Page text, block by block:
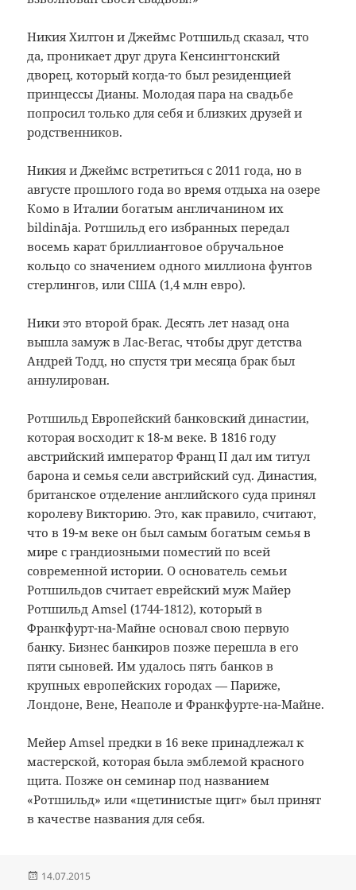
Никия Хилтон и Джеймс Ротшильд сказал, что
да, проникает друг друга Кенсингтонский
дворец, который когда-то был резиденцией
принцессы Дианы.Молодая пара на свадьбе
попросил только для себя и близких друзей и
родственников.
Никия и Джеймс встретиться с 2011 года, но в
августе прошлого года во время отдыха на озере
Комо в Италии богатым англичанином их
bildināja.Ротшильд его избранных передал
восемь карат бриллиантовое обручальное
кольцо со значением одного миллиона фунтов
стерлингов, или США (1,4 млн евро).
Ники это второй брак. Десять лет назад она
вышла замуж в Лас-Вегас, чтобы друг детства
Андрей Тодд, но спустя три месяца брак был
аннулирован.
Ротшильд Европейский банковский династии,
которая восходит к 18-м веке.В 1816 году
австрийский император Франц II дал им титул
барона и семья сели австрийский суд. Династия,
британское отделение английского суда принял
королеву Викторию.Это, как правило, считают,
что в 19-м веке он был самым богатым семья в
мире с грандиозными поместий по всей
современной истории.О основатель семьи
Ротшильдов считает еврейский муж Майер
Ротшильд Amsel (1744-1812), который в
Франкфурт-на-Майне основал свою первую
банку.Бизнес банкиров позже перешла в его
пяти сыновей.Им удалось пять банков в
крупных европейских городах — Париже,
Лондоне, Вене, Неаполе и Франкфурте-на-Майне.
Мейер Amsel предки в 16 веке принадлежал к
мастерской, которая была эмблемой красного
щита.Позже он семинар под названием
«Ротшильд» или «щетинистые щит» был принят
в качестве названия для себя.
Опубликовано
14.07.2015